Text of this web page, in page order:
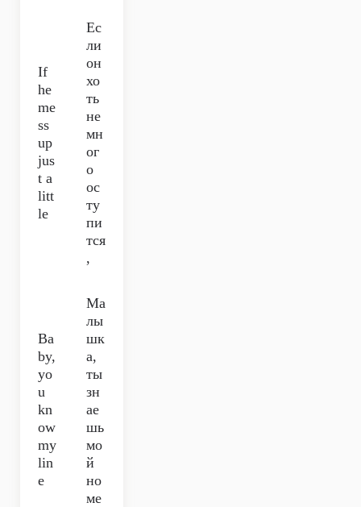
If
he
me
ss
up
jus
t a
litt
le
Ес
ли
он
хо
ть
не
мн
ог
о
ос
ту
пи
тся
,
Ba
by,
yo
u
kn
ow
my
lin
e
Ма
лы
шк
а,
ты
зн
ае
шь
мо
й
но
ме